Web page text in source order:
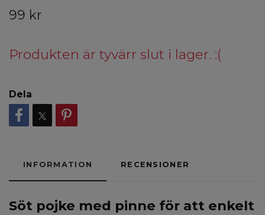
99 kr
Produkten är tyvärr slut i lager. :(
Dela
INFORMATION RECENSIONER
Söt pojke med pinne för att enkelt